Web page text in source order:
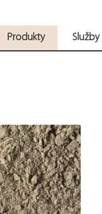
Produkty Služby